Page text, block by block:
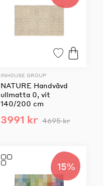
INHOUSE GROUP
NATURE Handvävd
ullmatta 0, vit
140/200 cm
3991 kr 4695 kr
15%